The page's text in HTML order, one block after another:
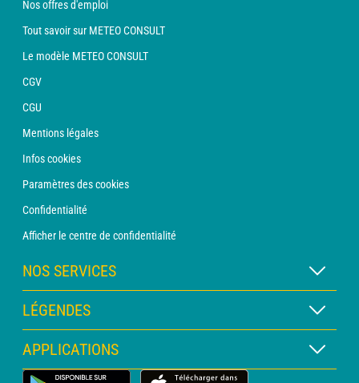
Nos offres d'emploi
Tout savoir sur METEO CONSULT
Le modèle METEO CONSULT
CGV
CGU
Mentions légales
Infos cookies
Paramètres des cookies
Confidentialité
Afficher le centre de confidentialité
NOS SERVICES
Abonnement METEO Xpert
Abonnement METEO PRO
Consultation avec un prévisionniste
LÉGENDES
Légende des cartes
Légende des pictogrammes
APPLICATIONS